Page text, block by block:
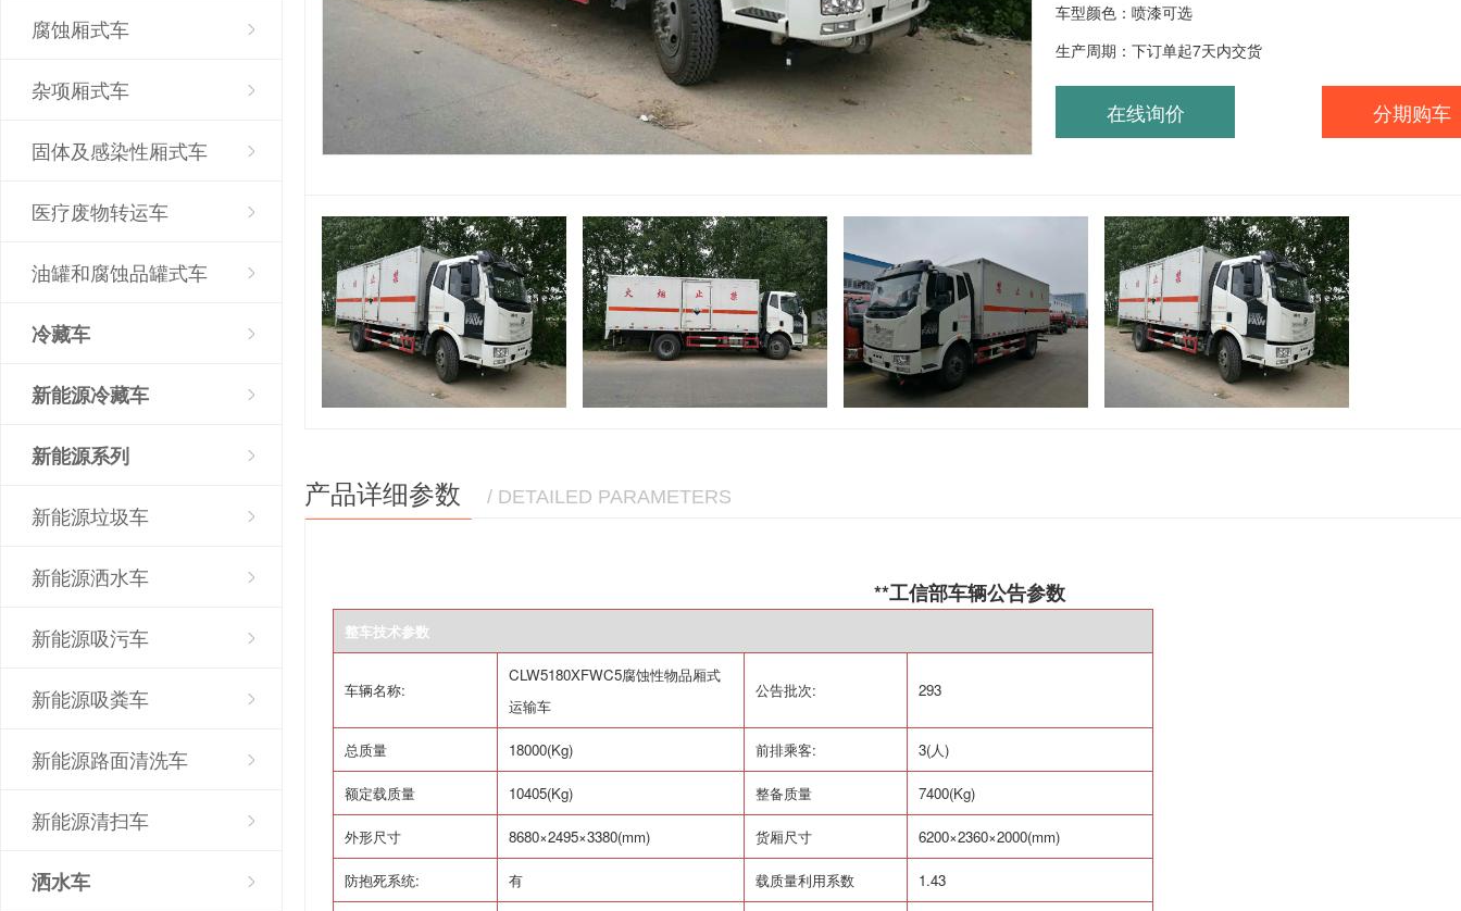
腐蚀厢式车
杂项厢式车
固体及感染性厢式车
医疗废物转运车
油罐和腐蚀品罐式车
冷藏车
新能源冷藏车
新能源系列
新能源垃圾车
新能源洒水车
新能源吸污车
新能源吸粪车
新能源路面清洗车
新能源清扫车
洒水车
车型颜色：喷漆可选
生产周期：下订单起7天内交货
在线询价 分期购车
产品详细参数 / DETAILED PARAMETERS
**工信部车辆公告参数
整车技术参数
车辆名称:
CLW5180XFWC5腐蚀性物品厢式
运输车
公告批次: 293
总质量 18000(Kg) 前排乘客: 3(人)
额定载质量 10405(Kg) 整备质量 7400(Kg)
外形尺寸 8680×2495×3380(mm) 货厢尺寸 6200×2360×2000(mm)
防抱死系统: 有 载质量利用系数 1.43